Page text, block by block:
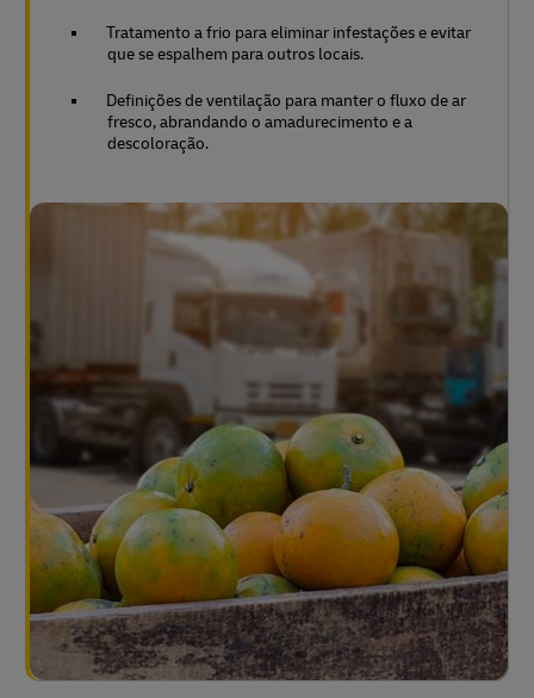
Tratamento a frio para eliminar infestações e evitar
que se espalhem para outros locais.
Definições de ventilação para manter o fluxo de ar
fresco, abrandando o amadurecimento e a
descoloração.